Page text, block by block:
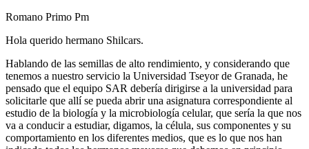
Romano Primo Pm
Hola querido hermano Shilcars.
Hablando de las semillas de alto rendimiento, y considerando que
tenemos a nuestro servicio la Universidad Tseyor de Granada, he
pensado que el equipo SAR debería dirigirse a la universidad para
solicitarle que allí se pueda abrir una asignatura correspondiente al
estudio de la biología y la microbiología celular, que sería la que nos
va a conducir a estudiar, digamos, la célula, sus componentes y su
comportamiento en los diferentes medios, que es lo que nos han